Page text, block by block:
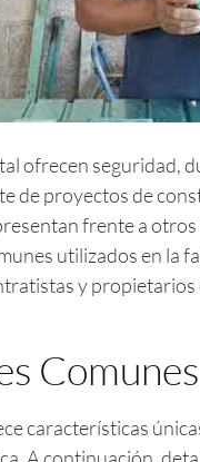
ofrecen seguridad,
de proyectos de
frente a
utilizados en la
y propietarios
características